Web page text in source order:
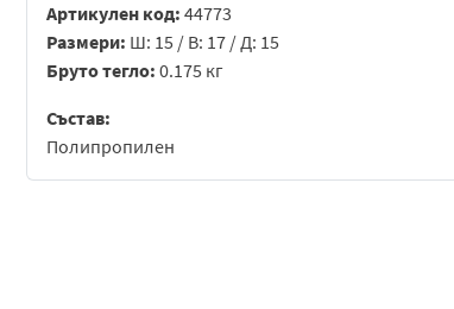
Артикулен код: 44773
Размери: Ш: 15 / В: 17 / Д: 15
Бруто тегло: 0.175 кг
Състав:
Полипропилен